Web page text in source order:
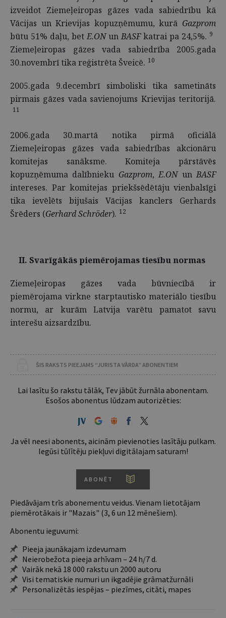
izveidot Ziemeļeiropas gāzes vada sabiedrību kā
Vācijas un Krievijas kopuzņēmumu, kurā Gazprom
būtu 51% daļu, bet E.ONunBASFkatrai pa 24,5%. 9
Ziemeļeiropas gāzes vada sabiedrība 2005.gada
30.novembrī tika reģistrēta Šveicē. 10
2005.gada 9.decembrī simboliski tika sametināts
pirmais gāzes vada savienojums Krievijas teritorijā.
11
2006.gada 30.martā notika pirmā oficiālā
Ziemeļeiropas gāzes vada sabiedrības akcionāru
komitejas sanāksme. Komiteja pārstāvēs
kopuzņēmuma dalībnieku Gazprom,E.ONunBASF
intereses. Par komitejas priekšsēdētāju vienbalsīgi
tika ievēlēts bijušais Vācijas kanclers Gerhards
Šrēders (Gerhard Schröder). 12
II. Svarīgākās piemērojamas tiesību normas
Ziemeļeiropas gāzes vada būvniecībā ir
piemērojama virkne starptautisko materiālo tiesību
normu, ar kurām Latvija varētu pamatot savu
interešu aizsardzību.
ŠIS RAKSTS PIEEJAMS “JURISTA VĀRDA” ABONENTIEM
Lai lasītu šo rakstu tālāk, Tev jābūt žurnāla abonentam.
Esošos abonentus lūdzam autorizēties:
Ja vēl neesi abonents, aicinām pievienoties lasītāju pulkam.
Iegūsi tūlītēju piekļuvi digitālajam saturam!
ABONĒT
Piedāvājam trīs abonementu veidus. Vienam lietotājam
piemērotākais ir "Mazais" (3, 6 un 12 mēnešiem).
Abonentu ieguvumi:
Pieeja jaunākajam izdevumam
Neierobežota pieeja arhīvam – 24 h/7 d.
Vairāk nekā 18 000 rakstu un 2000 autoru
Visi tematiskie numuri un ikgadējie grāmatžurnāli
Personalizētās iespējas – piezīmes, citāti, mapes